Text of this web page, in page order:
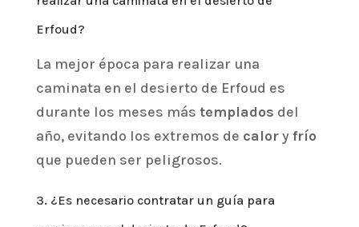
Erfoud?
La mejor época para realizar una
caminata en el desierto de Erfoud es
durante los meses más templados del
año, evitando los extremos de caloryfrío
que pueden ser peligrosos.
3. ¿Es necesario contratar un guía para